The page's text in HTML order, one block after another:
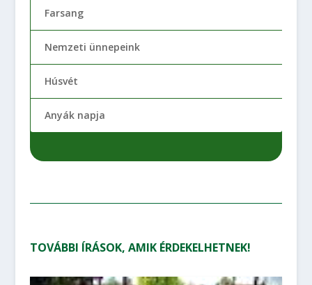
Farsang
Nemzeti ünnepeink
Húsvét
Anyák napja
TOVÁBBI ÍRÁSOK, AMIK ÉRDEKELHETNEK!